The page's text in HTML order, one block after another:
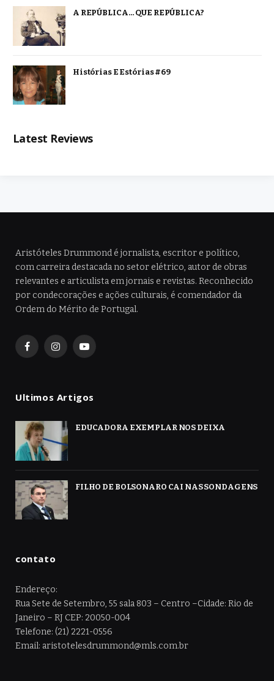
A REPÚBLICA… QUE REPÚBLICA?
Histórias E Estórias #69
Latest Reviews
Aristóteles Drummond é jornalista, escritor e político,
com carreira destacada no setor elétrico, autor de obras
relevantes e articulista em jornais e revistas. Reconhecido
por condecorações e ações culturais, é comendador da
Ordem do Mérito de Portugal.
FacebookInstagramYouTube
Ultimos Artigos
EDUCADORA EXEMPLAR NOS DEIXA
FILHO DE BOLSONARO CAI NAS SONDAGENS
contato
Endereço:
Rua Sete de Setembro, 55 sala 803 – Centro –Cidade: Rio de
Janeiro – RJ CEP: 20050-004
Telefone: (21) 2221-0556
Email: aristotelesdrummond@mls.com.br